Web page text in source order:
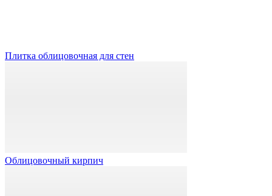
Плитка облицовочная для стен
Облицовочный кирпич